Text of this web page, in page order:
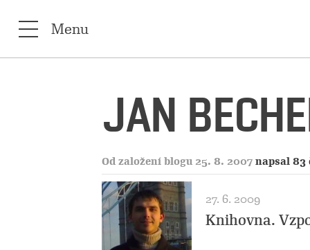
Menu
JAN
Od založení blogu 25. 8. 2007 napsal 83
27. 6. 2009
Knihovna.